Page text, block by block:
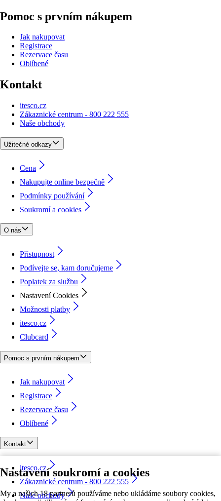
Nastavení soukromí a cookies
My a našich 18 partnerů používáme nebo ukládáme soubory cookies,
Pomoc s prvním nákupem
Jak nakupovat
Registrace
Rezervace času
Oblíbené
Kontakt
itesco.cz
Zákaznické centrum - 800 222 555
Naše obchody
Užitečné odkazy
Cena
Nakupujte online bezpečně
Podmínky používání
Soukromí a cookies
O nás
Přístupnost
Podívejte se, kam doručujeme
Poplatek za službu
Nastavení Cookies
Možnosti platby
itesco.cz
Clubcard
Pomoc s prvním nákupem
Jak nakupovat
Registrace
Rezervace času
Oblíbené
Kontakt
itesco.cz
Zákaznické centrum - 800 222 555
Naše obchody